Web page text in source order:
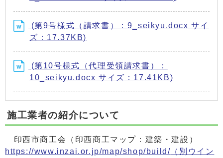
(第9号様式（請求書）：9_seikyu.docx サイ
ズ：17.37KB)
(第10号様式（代理受領請求書）：
10_seikyu.docx サイズ：17.41KB)
施工業者の紹介について
印西市商工会（印西商工マップ：建築・建設）
https://www.inzai.or.jp/map/shop/build/ （別ウイン